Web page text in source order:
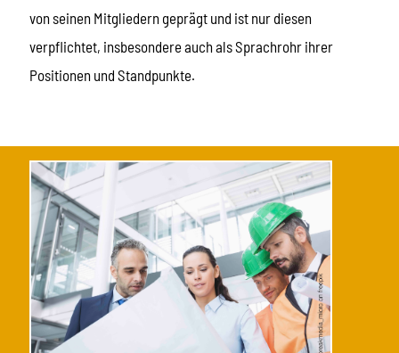
von seinen Mitgliedern geprägt und ist nur diesen
verpflichtet, insbesondere auch als Sprachrohr ihrer
Positionen und Standpunkte.